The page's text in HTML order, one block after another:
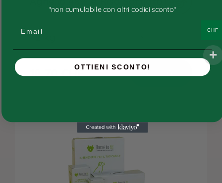
FAQs
18,70CHF
CHF
*non cumulabile con altri codici sconto*
OTTIENI SCONTO!